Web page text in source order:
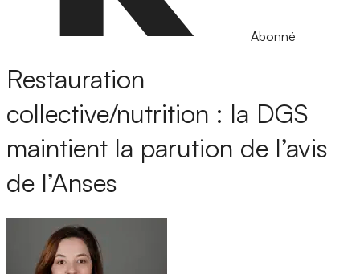
Abonné
Restauration
collective/nutrition : la DGS
maintient la parution de l’avis
de l’Anses